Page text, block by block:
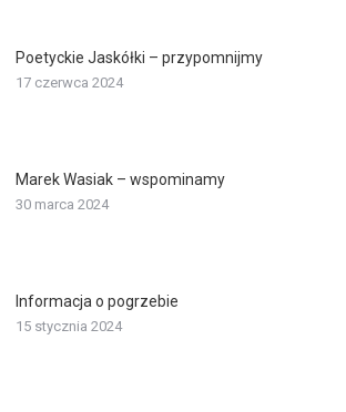
Poetyckie Jaskółki – przypomnijmy
17 czerwca 2024
Marek Wasiak – wspominamy
30 marca 2024
Informacja o pogrzebie
15 stycznia 2024